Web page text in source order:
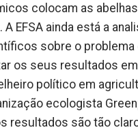
colocam as
EFSA ainda está a
sobre o problema
os seus resultados em
político em
ecologista
resultados são tão